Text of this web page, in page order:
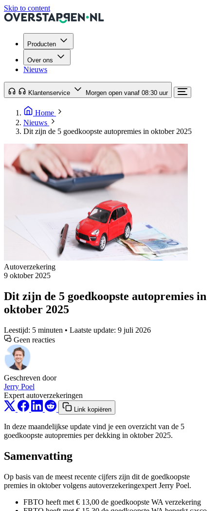
Skip to content
Producten
Over ons
Nieuws
Klantenservice Morgen open vanaf 08:30 uur
Home
Nieuws
Dit zijn de 5 goedkoopste autopremies in oktober 2025
Autoverzekering
9 oktober 2025
Dit zijn de 5 goedkoopste autopremies in
oktober 2025
Leestijd: 5 minuten • Laatste update: 9 juli 2026
Geen reacties
Geschreven door
Jerry Poel
Expert autoverzekeringen
Link kopiëren
In deze maandelijkse update vind je een overzicht van de 5
goedkoopste autopremies per dekking in oktober 2025.
Samenvatting
Op basis van de meest recente cijfers zijn dit de goedkoopste
premies in oktober volgens autoverzekeringexpert Jerry Poel.
FBTO heeft met € 13,00 de goedkoopste WA verzekering